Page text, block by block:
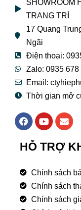
SHOWROOM
TRANG TRÍ
17 Quang
Ngãi
Điện thoại:
Zalo: 0935 678
Email:
Thời gian mở
F
a
e
b
o
k
Y
o
t
u
e
E
n
e
l
p
e
HỖ TRỢ
Chính sách
Chính sách
Chính sách